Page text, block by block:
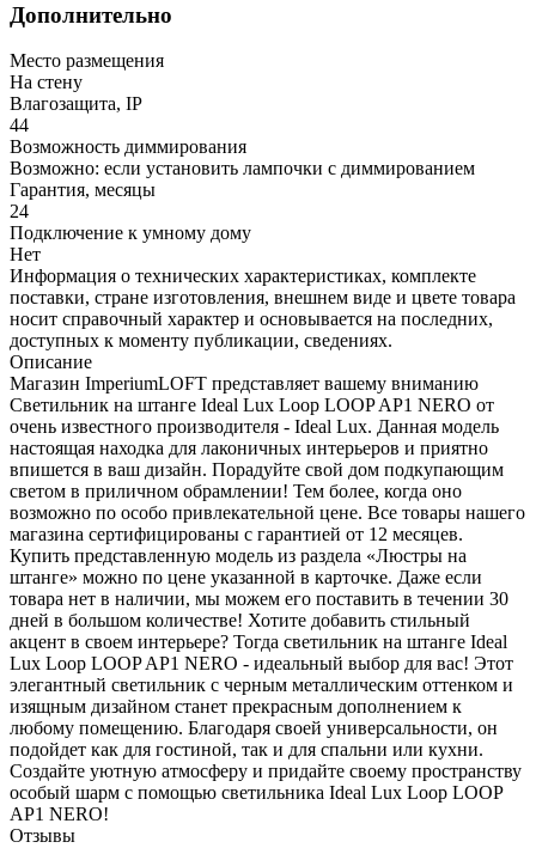
Дополнительно
Место размещения
На стену
Влагозащита, IP
44
Возможность диммирования
Возможно: если установить лампочки с диммированием
Гарантия, месяцы
24
Подключение к умному дому
Нет
Информация о технических характеристиках, комплекте
поставки, стране изготовления, внешнем виде и цвете товара
носит справочный характер и основывается на последних,
доступных к моменту публикации, сведениях.
Описание
Магазин ImperiumLOFT представляет вашему вниманию
Светильник на штанге Ideal Lux Loop LOOP AP1 NERO от
очень известного производителя - Ideal Lux. Данная модель
настоящая находка для лаконичных интерьеров и приятно
впишется в ваш дизайн. Порадуйте свой дом подкупающим
светом в приличном обрамлении! Тем более, когда оно
возможно по особо привлекательной цене. Все товары нашего
магазина сертифицированы с гарантией от 12 месяцев.
Купить представленную модель из раздела «Люстры на
штанге» можно по цене указанной в карточке. Даже если
товара нет в наличии, мы можем его поставить в течении 30
дней в большом количестве! Хотите добавить стильный
акцент в своем интерьере? Тогда светильник на штанге Ideal
Lux Loop LOOP AP1 NERO - идеальный выбор для вас! Этот
элегантный светильник с черным металлическим оттенком и
изящным дизайном станет прекрасным дополнением к
любому помещению. Благодаря своей универсальности, он
подойдет как для гостиной, так и для спальни или кухни.
Создайте уютную атмосферу и придайте своему пространству
особый шарм с помощью светильника Ideal Lux Loop LOOP
AP1 NERO!
Отзывы